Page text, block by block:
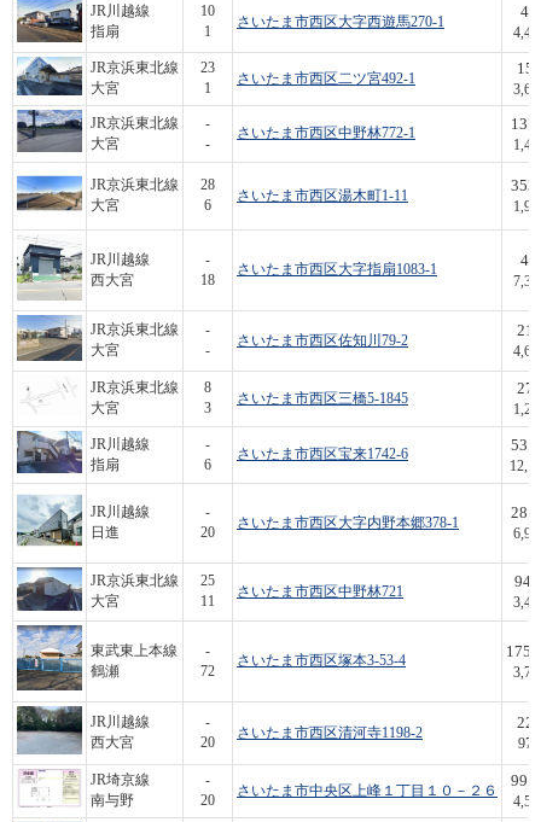
JR川越線
指扇
10
1
さいたま市西区大字西遊馬270-1
44
JR京浜東北線
大宮
23
1
さいたま市西区二ツ宮492-1
150
JR京浜東北線
大宮
-
-
さいたま市西区中野林772-1
JR京浜東北線
大宮
28
6
さいたま市西区湯木町1-11
JR川越線
西大宮
-
18
さいたま市西区大字指扇1083-1
41
JR京浜東北線
大宮
-
-
さいたま市西区佐知川79-2
213
JR京浜東北線
大宮
8
3
さいたま市西区三橋5-1845
276
JR川越線
指扇
-
6
さいたま市西区宝来1742-6
JR川越線
日進
-
20
さいたま市西区大字内野本郷378-1
JR京浜東北線
大宮
25
11
さいたま市西区中野林721
東武東上本線
鶴瀬
-
72
さいたま市西区塚本3-53-4
JR川越線
西大宮
-
20
さいたま市西区清河寺1198-2
226
JR埼京線
南与野
-
20
さいたま市中央区上峰１丁目１０－２６